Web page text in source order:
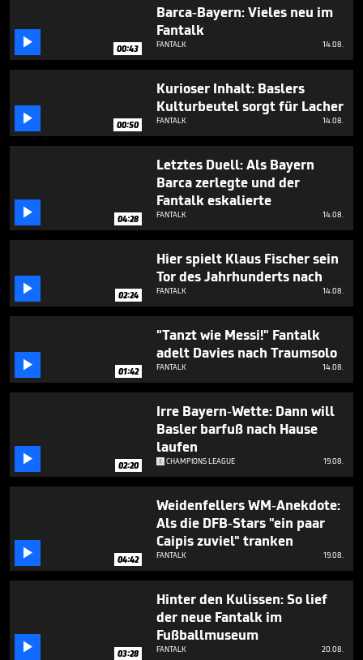
28
seconds
 00:43
Barca-Bayern: Vieles neu im
Fantalk
FANTALK 14.08.
 00:50
Kurioser Inhalt: Baslers
Kulturbeutel sorgt für Lacher
FANTALK 14.08.
 04:28
Letztes Duell: Als Bayern
Barca zerlegte und der
Fantalk eskalierte
FANTALK 14.08.
 02:24
Hier spielt Klaus Fischer sein
Tor des Jahrhunderts nach
FANTALK 14.08.
 01:42
"Tanzt wie Messi!" Fantalk
adelt Davies nach Traumsolo
FANTALK 14.08.
 02:20
Irre Bayern-Wette: Dann will
Basler barfuß nach Hause
laufen
CHAMPIONS LEAGUE 19.08.
 04:42
Weidenfellers WM-Anekdote:
Als die DFB-Stars "ein paar
Caipis zuviel" tranken
FANTALK 19.08.
 03:28
Hinter den Kulissen: So lief
der neue Fantalk im
Fußballmuseum
FANTALK 20.08.